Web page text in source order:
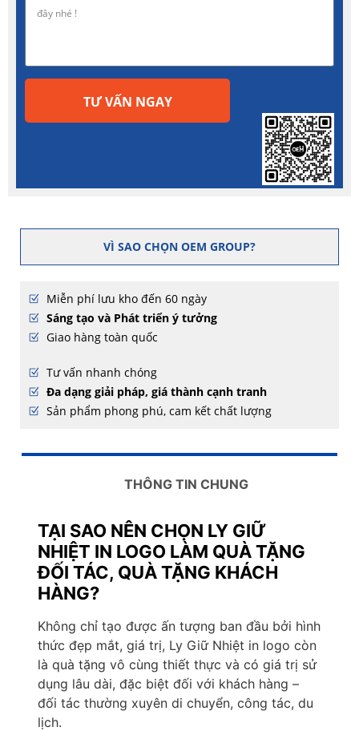
TƯ VẤN NGAY
VÌ SAO CHỌN OEM GROUP?
Miễn phí lưu kho đến 60 ngày
Sáng tạo và Phát triển ý tưởng
Giao hàng toàn quốc
Tư vấn nhanh chóng
Đa dạng giải pháp, giá thành cạnh tranh
Sản phẩm phong phú, cam kết chất lượng
THÔNG TIN CHUNG
TẠI SAO NÊN CHỌN LY GIỮ
NHIỆT IN LOGO LÀM QUÀ TẶNG
ĐỐI TÁC, QUÀ TẶNG KHÁCH
HÀNG?
Không chỉ tạo được ấn tượng ban đầu bởi hình
thức đẹp mắt, giá trị, Ly Giữ Nhiệt in logo còn
là quà tặng vô cùng thiết thực và có giá trị sử
dụng lâu dài, đặc biệt đối với khách hàng –
đối tác thường xuyên di chuyển, công tác, du
lịch.